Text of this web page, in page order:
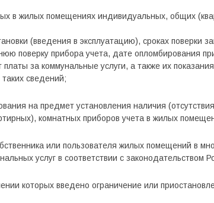
в жилых помещениях индивидуальных, общих
(введения в эксплуатацию), сроках поверки
поверку прибора учета, дате опломбирования
за коммунальные услуги, а также их
сведений;
на предмет установления наличия
комнатных приборов учета в жилых
или пользователя жилых помещений в
услуг в соответствии с законодательством
которых введено ограничение или